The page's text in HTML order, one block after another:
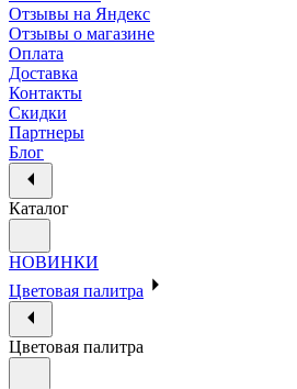
Отзывы на Яндекс
Отзывы о магазине
Оплата
Доставка
Контакты
Скидки
Партнеры
Блог
Каталог
НОВИНКИ
Цветовая палитра
Цветовая палитра